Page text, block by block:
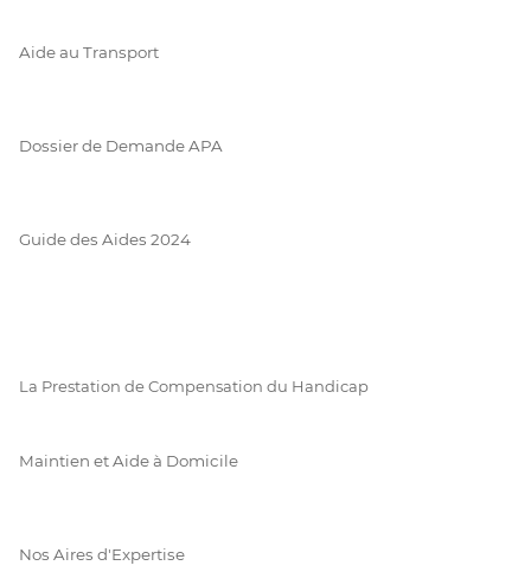
Aide au Transport
Dossier de Demande APA
Guide des Aides 2024
La Prestation de Compensation du Handicap
Maintien et Aide à Domicile
Nos Aires d'Expertise